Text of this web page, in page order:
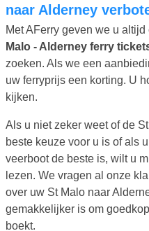
naar Alderney
Met AFerry geven we u altijd
Malo - Alderney ferry
zoeken. Als we een
uw ferryprijs een korting. U
kijken.
Als u niet zeker weet of de
beste keuze voor u is of als
veerboot de beste is, wilt u
lezen. We vragen al onze
over uw St Malo naar
gemakkelijker is om
boekt.